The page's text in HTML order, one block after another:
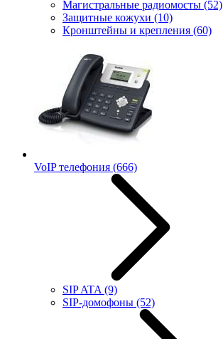
Магистральные радиомосты (52)
Защитные кожухи (10)
Кронштейны и крепления (60)
VoIP телефония (666)
SIP ATA (9)
SIP-домофоны (52)